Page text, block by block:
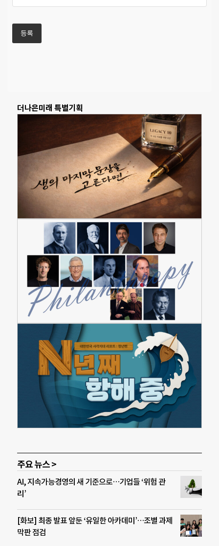
더나은미래 특별기획
주요 뉴스 >
AI, 지속가능경영의 새 기준으로…기업들 ‘위험 관
리’
[화보] 최종 발표 앞둔 ‘유일한 아카데미’…조별 과제
막판 점검